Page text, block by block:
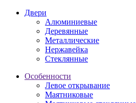
Двери
Алюминиевые
Деревянные
Металлические
Нержавейка
Стеклянные
Особенности
Левое открывание
Маятниковые